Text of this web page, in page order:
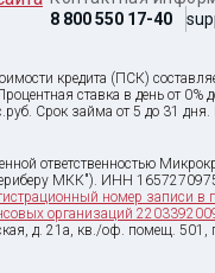
8 800 550 17-40
кредита (ПСК)
ставка в день от 0%
.руб. Срок займа от 5 до 31 дня.
ответственностью
МКК"). ИНН
номер записи в
организаций
д. 21а, кв./оф. помещ. 501,